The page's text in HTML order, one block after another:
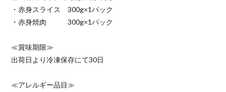
・赤身スライス 300g×1パック
・赤身焼肉 300g×1パック
≪賞味期限≫
出荷日より冷凍保存にて30日
≪アレルギー品目≫